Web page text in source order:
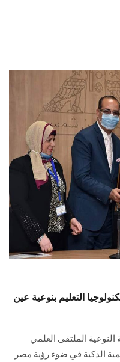
التعليم بنوعية عين
النوعية الملتقى العلمي
الذكية في ضوء رؤية مصر